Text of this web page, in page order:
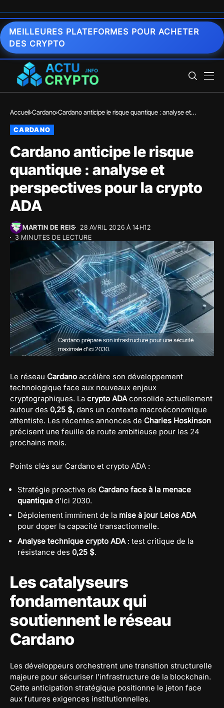
MEILLEURES PLATEFORMES POUR ACHETER
DES CRYPTO
Accueil Cardano Cardano anticipe le risque quantique : analyse et
CARDANO
Cardano anticipe le risque
quantique : analyse et
perspectives pour la crypto
ADA
MARTIN DE REIS
28 AVRIL 2026 À 14H12
3 MINUTES DE LECTURE
Cardano prépare son infrastructure pour une sécurité
maximale d'ici 2030.
Le réseau Cardano accélère son développement
technologique face aux nouveaux enjeux
cryptographiques. La crypto ADAconsolide actuellement
autour des 0,25 $, dans un contexte macroéconomique
attentiste. Les récentes annonces de Charles Hoskinson
précisent une feuille de route ambitieuse pour les 24
prochains mois.
Points clés sur Cardano et crypto ADA :
Stratégie proactive de Cardano face à la menace
quantique d’ici 2030.
Déploiement imminent de la mise à jour Leios ADA
pour doper la capacité transactionnelle.
Analyse technique crypto ADA: test critique de la
résistance des 0,25 $.
Les catalyseurs
fondamentaux qui
soutiennent le réseau
Cardano
Les développeurs orchestrent une transition structurelle
majeure pour sécuriser l’infrastructure de la blockchain.
Cette anticipation stratégique positionne le jeton face
aux futures exigences institutionnelles.